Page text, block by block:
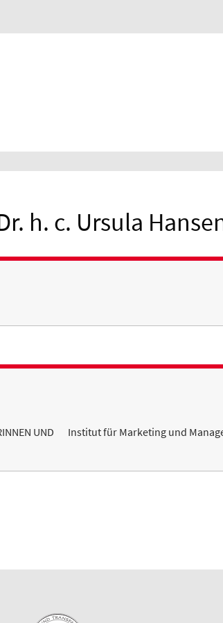
h. c. Ursula
UND
Institut für Marketing und